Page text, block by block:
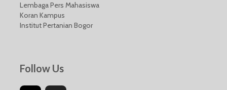
Lembaga Pers Mahasiswa
Koran Kampus
Institut Pertanian Bogor
Follow Us